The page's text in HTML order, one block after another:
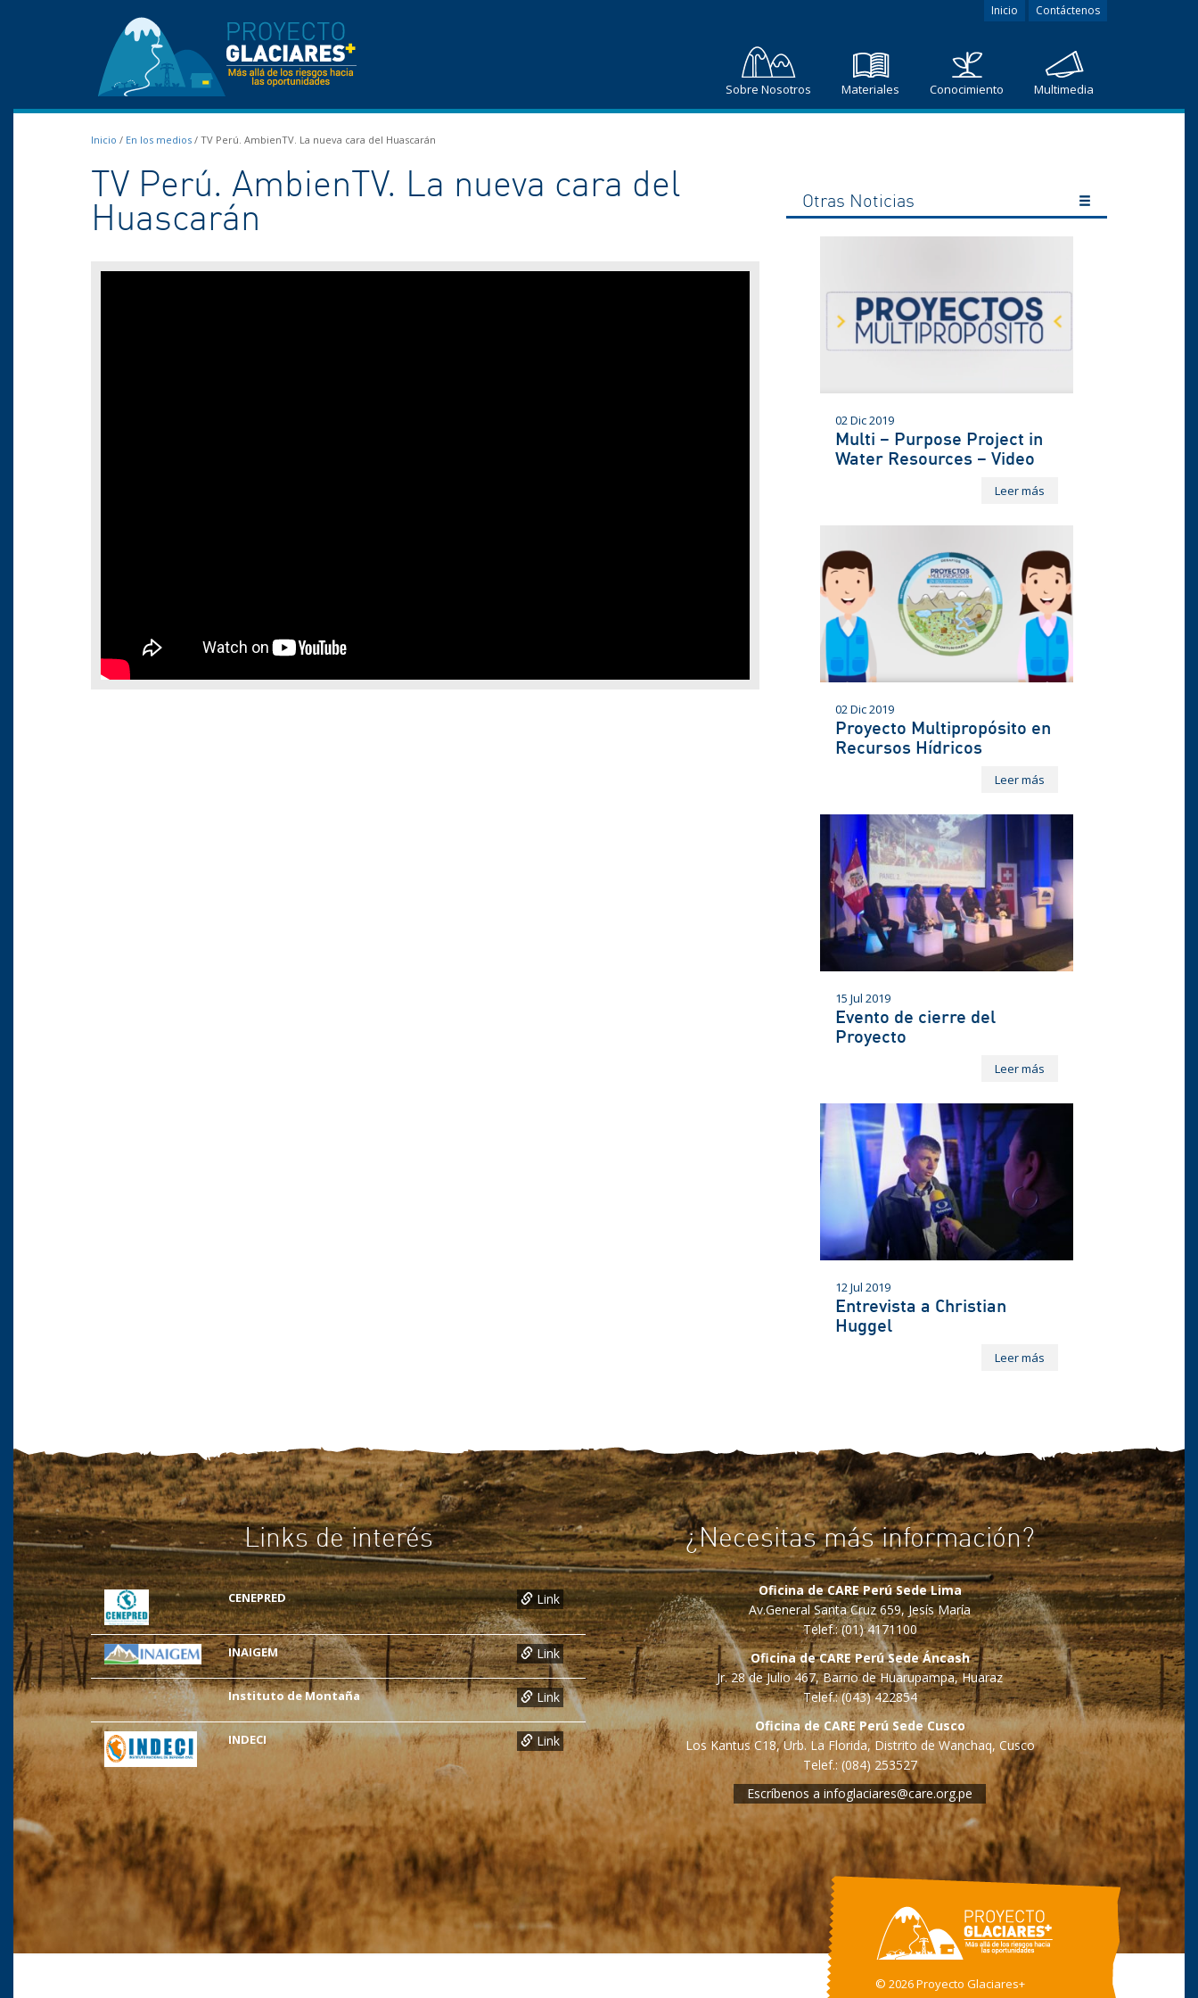
Inicio Contáctenos
Sobre Nosotros Materiales Conocimiento Multimedia
Inicio / En los medios / TV Perú. AmbienTV. La nueva cara del Huascarán
TV Perú. AmbienTV. La nueva cara del
Huascarán Otras Noticias
02 Dic 2019
Multi – Purpose Project in
Water Resources – Video
Leer más
02 Dic 2019
Proyecto Multipropósito en
Recursos Hídricos
Leer más
15 Jul 2019
Evento de cierre del
Proyecto
Leer más
12 Jul 2019
Entrevista a Christian
Huggel
Leer más
Links de interés
CENEPRED Link
INAIGEM Link
Instituto de Montaña Link
INDECI Link
¿Necesitas más información?
Oficina de CARE Perú Sede Lima
Av.General Santa Cruz 659, Jesís María
Telef.: (01) 4171100
Oficina de CARE Perú Sede Áncash
Jr. 28 de Julio 467, Barrio de Huarupampa, Huaraz
Telef.: (043) 422854
Oficina de CARE Perú Sede Cusco
Los Kantus C18, Urb. La Florida, Distrito de Wanchaq, Cusco
Telef.: (084) 253527
Escríbenos a infoglaciares@care.org.pe
© 2026 Proyecto Glaciares+